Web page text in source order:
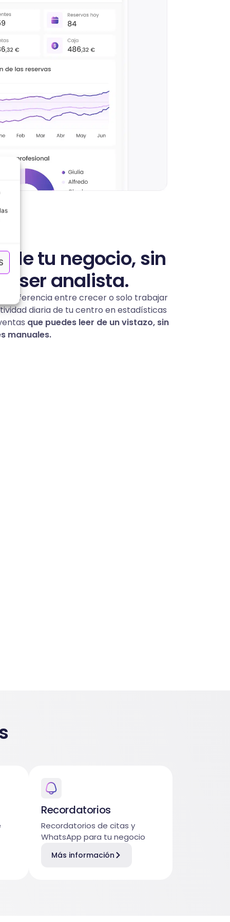
de tu negocio, sin
ser analista.
la diferencia entre crecer o solo trabajar
diaria de tu centro en estadísticas
que puedes leer de un vistazo, sin
manuales.
Recordatorios
Recordatorios de citas y
WhatsApp para tu negocio
Más información